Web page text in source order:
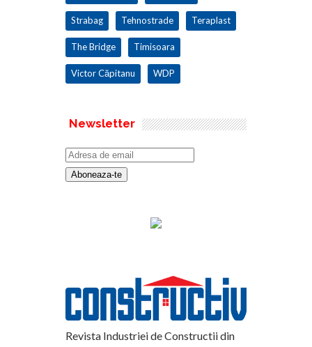
Strabag Tehnostrade Teraplast
The Bridge Timisoara
Victor Căpitanu WDP
Newsletter
Revista Industriei de Constructii din